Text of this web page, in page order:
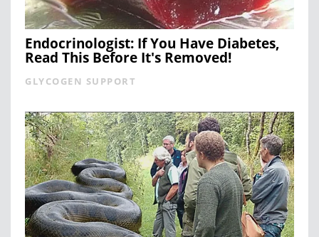
Endocrinologist: If You Have Diabetes,
Read This Before It's Removed!
GLYCOGEN SUPPORT